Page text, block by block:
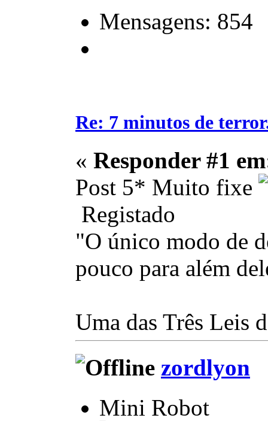
Mensagens: 854
Re: 7 minutos de
« Responder #1
Post 5* Muito fixe
Registado
"O único modo de
pouco para além
Uma das Três Leis
zordlyon
Mini Robot